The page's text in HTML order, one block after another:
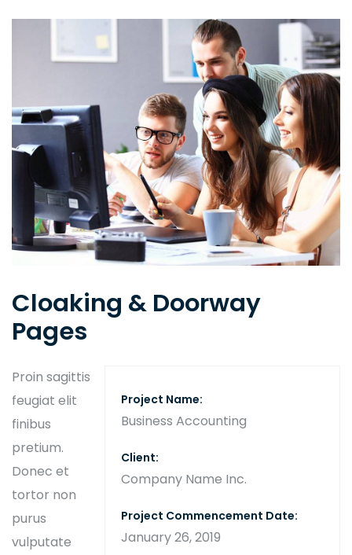
Cloaking & Doorway
Pages
Project Name:
Business Accounting
Client:
Company Name Inc.
Project Commencement Date:
January 26, 2019
Proin sagittis
feugiat elit
finibus
pretium.
Donec et
tortor non
purus
vulputate